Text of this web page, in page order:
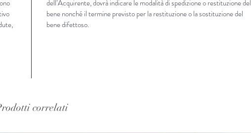
dell’Acquirente, dovrà indicare le modalità di spedizione o restituzione del
bene nonché il termine previsto per la restituzione o la sostituzione del
bene difettoso.
correlati